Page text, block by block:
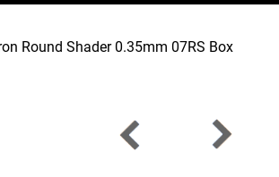
Round Shader 0.35mm 07RS Box